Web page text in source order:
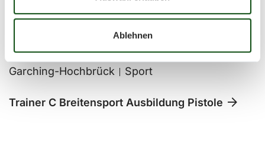
Ablehnen
04.10.2026 - 08.11.2026
Garching-Hochbrück
Sport
Trainer C Breitensport Ausbildung Pistole